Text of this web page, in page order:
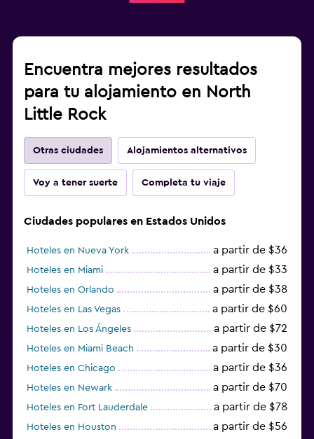
Encuentra mejores resultados
para tu alojamiento en North
Little Rock
Otras ciudades Alojamientos alternativos
Voy a tener suerte Completa tu viaje
Ciudades populares en Estados Unidos
Hoteles en Nueva York a partir de $36
Hoteles en Miami a partir de $33
Hoteles en Orlando a partir de $38
Hoteles en Las Vegas a partir de $60
Hoteles en Los Ángeles a partir de $72
Hoteles en Miami Beach a partir de $30
Hoteles en Chicago a partir de $36
Hoteles en Newark a partir de $70
Hoteles en Fort Lauderdale a partir de $78
Hoteles en Houston a partir de $56